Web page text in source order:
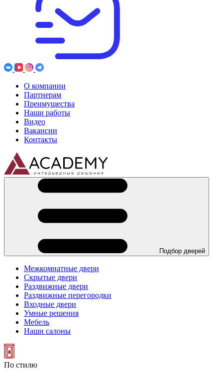
О компании
Партнерам
Преимущества
Наши работы
Видео
Вакансии
Контакты
Подбор дверей
Межкомнатные двери
Скрытые двери
Раздвижные двери
Раздвижные перегородки
Входные двери
Умные решения
Мебель
Наши салоны
По стилю